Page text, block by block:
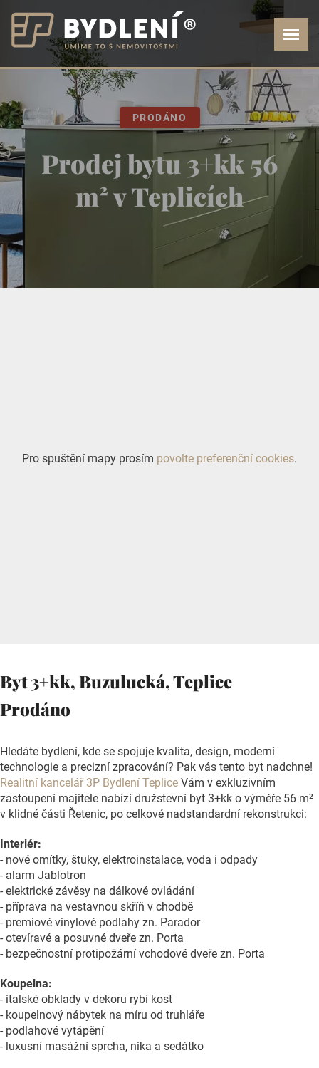
PRODÁNO
Prodej bytu 3+kk 56
m² v Teplicích
Pro spuštění mapy prosím povolte preferenční cookies.
Byt 3+kk, Buzulucká, Teplice
Prodáno
Hledáte bydlení, kde se spojuje kvalita, design, moderní
technologie a precizní zpracování? Pak vás tento byt nadchne!
Realitní kancelář 3P Bydlení Teplice Vám v exkluzivním
zastoupení majitele nabízí družstevní byt 3+kk o výměře 56 m²
v klidné části Řetenic, po celkové nadstandardní rekonstrukci:
Interiér:
- nové omítky, štuky, elektroinstalace, voda i odpady
- alarm Jablotron
- elektrické závěsy na dálkové ovládání
- příprava na vestavnou skříň v chodbě
- premiové vinylové podlahy zn. Parador
- otevíravé a posuvné dveře zn. Porta
- bezpečnostní protipožární vchodové dveře zn. Porta
Koupelna:
- italské obklady v dekoru rybí kost
- koupelnový nábytek na míru od truhláře
- podlahové vytápění
- luxusní masážní sprcha, nika a sedátko